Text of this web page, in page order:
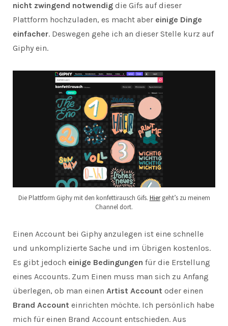
nicht zwingend notwendig die Gifs auf dieser
Plattform hochzuladen, es macht aber einige Dinge
einfacher. Deswegen gehe ich an dieser Stelle kurz auf
Giphy ein.
Die Plattform Giphy mit den konfettirausch Gifs. Hiergeht’s zu meinem
Channel dort.
Einen Account bei Giphy anzulegen ist eine schnelle
und unkomplizierte Sache und im Übrigen kostenlos.
Es gibt jedoch einige Bedingungen für die Erstellung
eines Accounts. Zum Einen muss man sich zu Anfang
überlegen, ob man einen Artist Account oder einen
Brand Account einrichten möchte. Ich persönlich habe
mich für einen Brand Account entschieden. Aus